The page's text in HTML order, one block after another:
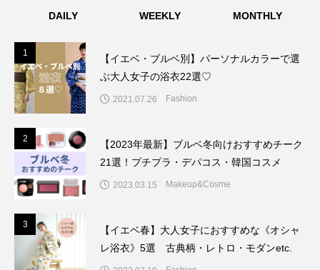
DAILY WEEKLY MONTHLY
1
【イエベ・ブルベ別】パーソナルカラーで選
ぶ大人女子の浴衣22選♡
2021.07.26 Fashion
2
【2023年最新】ブルベ冬向けおすすめチーク
21選！プチプラ・デパコス・韓国コスメ
2023.03.15 Makeup&Cosme
3
【イエベ春】大人女子におすすめな《オシャ
レ浴衣》5選 古典柄・レトロ・モダンetc.